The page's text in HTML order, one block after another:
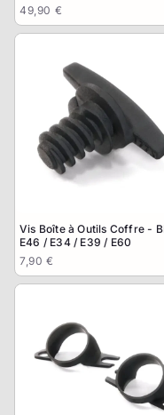
49,90 €
Vis Boîte à Outils Coffre -
E46 / E34 / E39 / E60
7,90 €